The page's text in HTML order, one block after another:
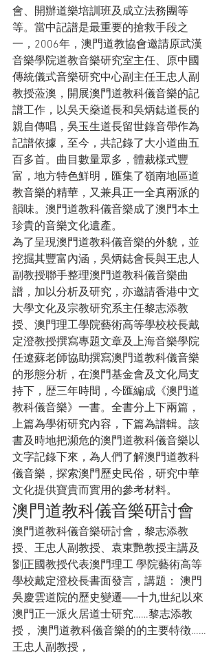
會、開辦道樂培訓班及成立法務團等
等。當中記譜是最重要的搶救手段之
一，2006年，澳門道教協會邀請原武漢
音樂學院道教音樂研究室主任、原中國
傳統儀式音樂研究中心副主任王忠人副
教授蒞澳，開展澳門道教科儀音樂的記
譜工作，以吳天燊道長和吳炳鋕道長的
親自傳唱，吳玉生道長留世錄音帶作為
記譜依據，至今，共記錄了大小道曲五
百多首。曲目數量眾多，體裁樣式豐
富，地方特色鮮明，匯集了嶺南地區道
教音樂的精華，又兼具正一全真兩派的
韻味。澳門道教科儀音樂成了澳門本土
珍貴的音樂文化遺產。
為了呈現澳門道教科儀音樂的外貌，並
挖掘其豐富內涵，吳炳鋕會長與王忠人
副教授聯手整理澳門道教科儀音樂曲
譜，加以分析及研究，亦邀請香港中文
大學文化及宗教研究系主任黎志添教
授、澳門理工學院藝術高等學校校長戴
定澄教授撰寫專題文章及上海音樂學院
任遼蘇老師協助撰寫澳門道教科儀音樂
的形態分析，在澳門基金會及文化局支
持下，歴三年時間，今匯編成《澳門道
教科儀音樂》一書。全書分上下兩篇，
上篇為學術研究內容，下篇為譜輯。該
書及時地把瀕危的澳門道教科儀音樂以
文字記錄下來，為人們了解澳門道教科
儀音樂，探索澳門歷史民俗，研究中華
文化提供寶貴而實用的參考材料。
澳門道教科儀音樂研討會
澳門道教科儀音樂研討會，黎志添教
授、王忠人副教授、袁東艷教授主講及
劉正國教授代表澳門理工 學院藝術高等
學校戴定澄校長書面發言，講題： 澳門
吳慶雲道院的歷史變遷──十九世紀以來
澳門正一派火居道士研究……黎志添教
授， 澳門道教科儀音樂的的主要特徴……
王忠人副教授，